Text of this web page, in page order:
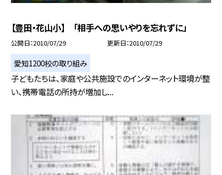
【豊田・花山小】 「相手への思いやりを忘れずに」
公開日 2010/07/29 更新日 2010/07/29
愛知1200校の取り組み
子どもたちは、家庭や公共施設でのインターネット環境が整
い、携帯電話の所持が増加し...